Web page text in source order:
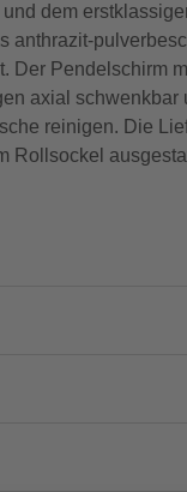
dem
Der Pendelschirm
axial schwenkbar
reinigen. Die
Rollsockel